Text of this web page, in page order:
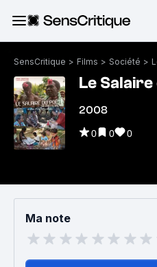
SensCritique > Films > Société >
Le
2008
0 0 0
Ma note